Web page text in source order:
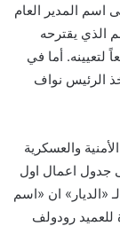
اسم المدير العام
الذي يقترحه
لتعيينه. أما في
الرئيس نواف
والعسكرية
جدول اعمال اول
«الديار» ان «اسم
رودولف